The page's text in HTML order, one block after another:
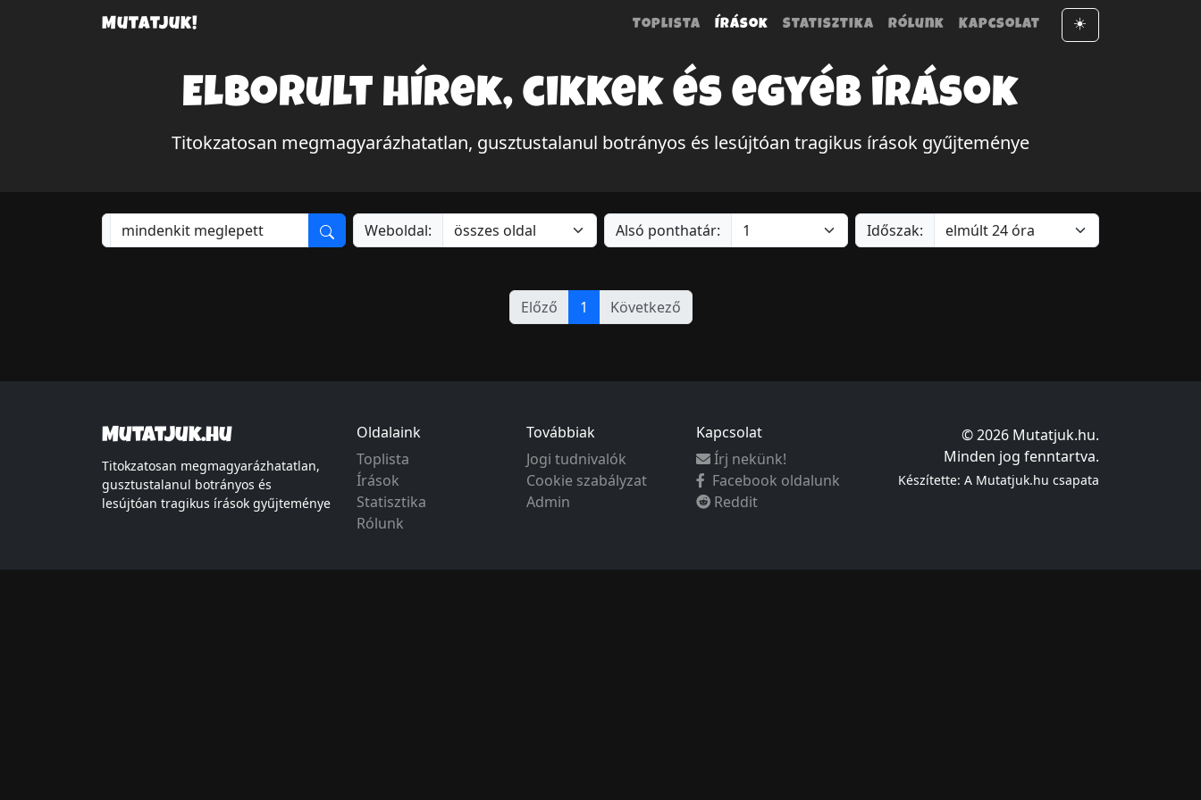
Mutatjuk! Toplista Írások Statisztika Rólunk Kapcsolat ☀️
Elborult hírek, cikkek és egyéb írások
Titokzatosan megmagyarázhatatlan, gusztustalanul botrányos és lesújtóan tragikus írások gyűjteménye
Weboldal: Alsó ponthatár: Időszak:
Előző 1 Következő
Mutatjuk.hu
Titokzatosan megmagyarázhatatlan,
gusztustalanul botrányos és
lesújtóan tragikus írások gyűjteménye
Oldalaink
Toplista
Írások
Statisztika
Rólunk
Továbbiak
Jogi tudnivalók
Cookie szabályzat
Admin
Kapcsolat
Írj nekünk!
Facebook oldalunk
Reddit
© 2026 Mutatjuk.hu.
Minden jog fenntartva.
Készítette: A Mutatjuk.hu csapata